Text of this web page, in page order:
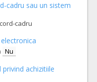
cadru sau un sistem
cadru
Nu
achizitiile